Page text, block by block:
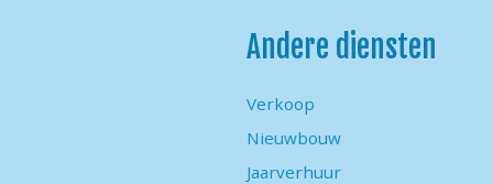
Andere diensten
Verkoop
Nieuwbouw
Jaarverhuur